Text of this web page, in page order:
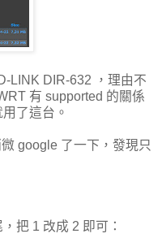
LINK DIR-632 ，理由不
有 supported 的關係
了這台。
google 了一下，發現只
把 1 改成 2 即可：